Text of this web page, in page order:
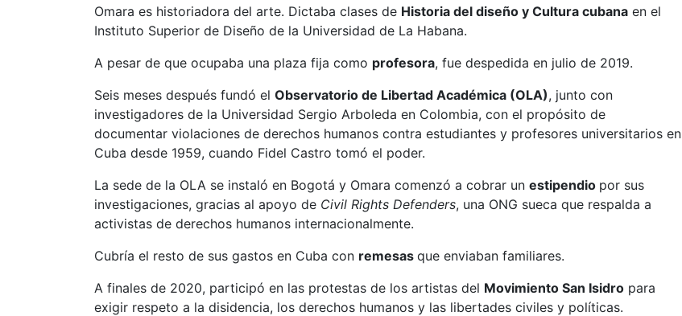
Omara es historiadora del arte. Dictaba clases de Historia del diseño y Cultura cubana en el
Instituto Superior de Diseño de la Universidad de La Habana.
A pesar de que ocupaba una plaza fija como profesora, fue despedida en julio de 2019.
Seis meses después fundó el Observatorio de Libertad Académica (OLA), junto con
investigadores de la Universidad Sergio Arboleda en Colombia, con el propósito de
documentar violaciones de derechos humanos contra estudiantes y profesores universitarios en
Cuba desde 1959, cuando Fidel Castro tomó el poder.
La sede de la OLA se instaló en Bogotá y Omara comenzó a cobrar un estipendio por sus
investigaciones, gracias al apoyo de Civil Rights Defenders, una ONG sueca que respalda a
activistas de derechos humanos internacionalmente.
Cubría el resto de sus gastos en Cuba con remesas que enviaban familiares.
A finales de 2020, participó en las protestas de los artistas del Movimiento San Isidro para
exigir respeto a la disidencia, los derechos humanos y las libertades civiles y políticas.